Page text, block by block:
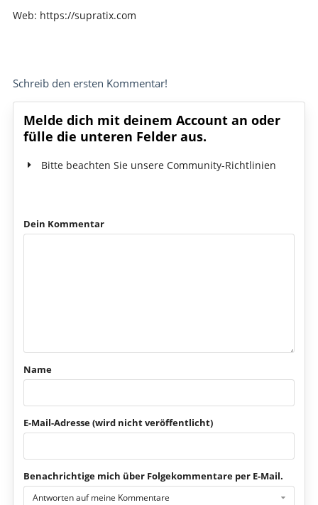
Web: https://supratix.com
Schreib den ersten Kommentar!
Melde dich mit deinem Account an oder
fülle die unteren Felder aus.
Bitte beachten Sie unsere Community-Richtlinien
Dein Kommentar
Name
E-Mail-Adresse (wird nicht veröffentlicht)
Benachrichtige mich über Folgekommentare per E-Mail.
Antworten auf meine Kommentare